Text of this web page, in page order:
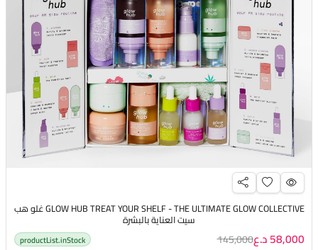
GLOW HUB TREAT YOUR SHELF - THE ULTIMATE GLOW COLLECTIVE غلو هب
سيت العناية بالبشرة
58,000 د.ع 145,000
productList.inStock